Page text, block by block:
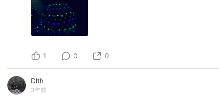
1 0 0
Dlth
3年前